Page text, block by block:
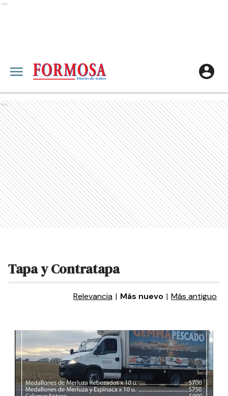
Ads
Ads
Tapa y Contratapa
Relevancia | Más nuevo | Más antiguo